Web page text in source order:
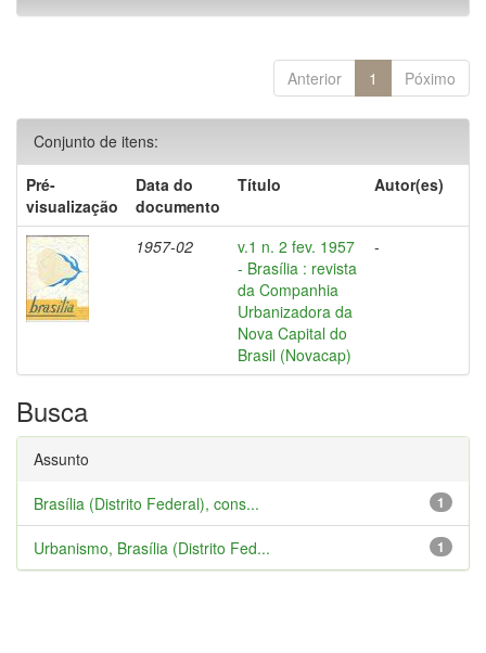
Anterior 1 Póximo
Conjunto de itens:
Pré-
visualização
Data do
documento
Título Autor(es)
1957-02
v.1 n. 2 fev. 1957
- Brasília : revista
da Companhia
Urbanizadora da
Nova Capital do
Brasil (Novacap)
-
Busca
Assunto
1
Brasília (Distrito Federal), cons...
1
Urbanismo, Brasília (Distrito Fed...